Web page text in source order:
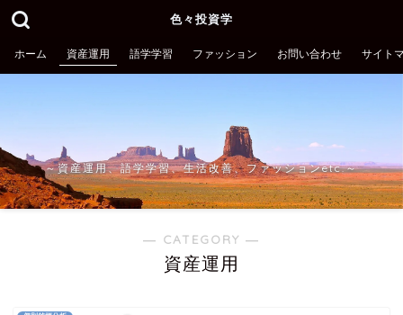
色々投資学
ホーム 資産運用 語学学習 ファッション お問い合わせ サイト
～資産運用、語学学習、生活改善、ファッションetc.～
― CATEGORY ―
資産運用